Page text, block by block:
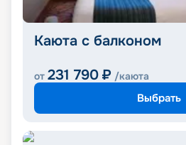
Каюта с балконом
от 231 790 ₽ /каюта
Выбрать